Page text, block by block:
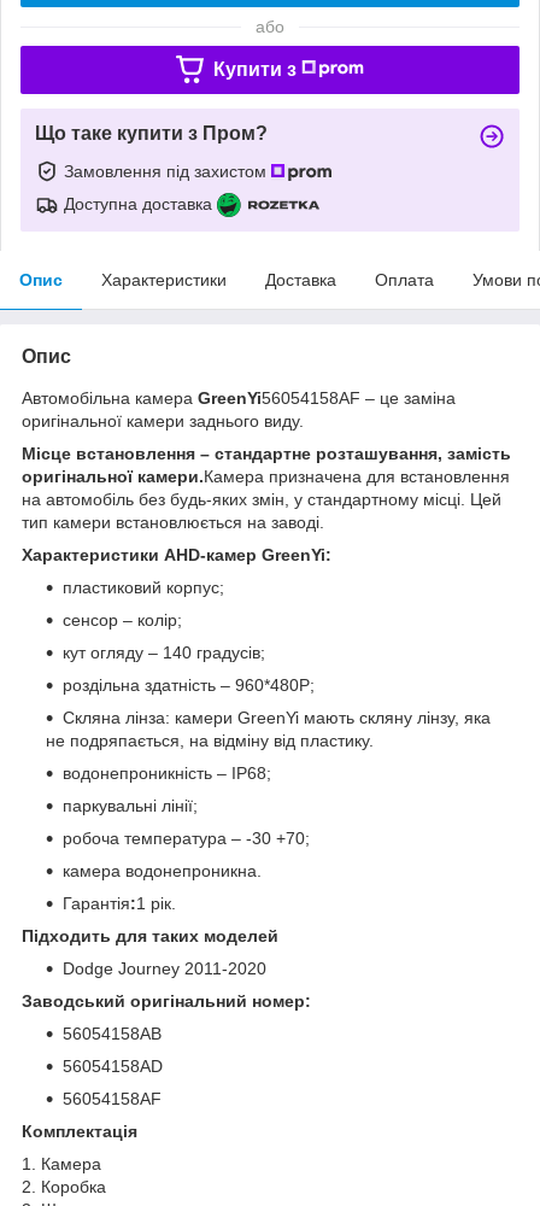
або
Купити з
Що таке купити з Пром?
Замовлення під захистом
Доступна доставка
Опис Характеристики Доставка Оплата Умови
Опис
Автомобільна камера GreenYi56054158AF – це заміна
оригінальної камери заднього виду.
Місце встановлення – стандартне розташування, замість
оригінальної камери.Камера призначена для встановлення
на автомобіль без будь-яких змін, у стандартному місці. Цей
тип камери встановлюється на заводі.
Характеристики AHD-камер GreenYi:
пластиковий корпус;
сенсор – колір;
кут огляду – 140 градусів;
роздільна здатність – 960*480P;
Скляна лінза: камери GreenYi мають скляну лінзу, яка
не подряпається, на відміну від пластику.
водонепроникність – IP68;
паркувальні лінії;
робоча температура – -30 +70;
камера водонепроникна.
Гарантія:1 рік.
Підходить для таких моделей
Dodge Journey 2011-2020
Заводський оригінальний номер:
56054158AB
56054158AD
56054158AF
Комплектація
1. Камера
2. Коробка